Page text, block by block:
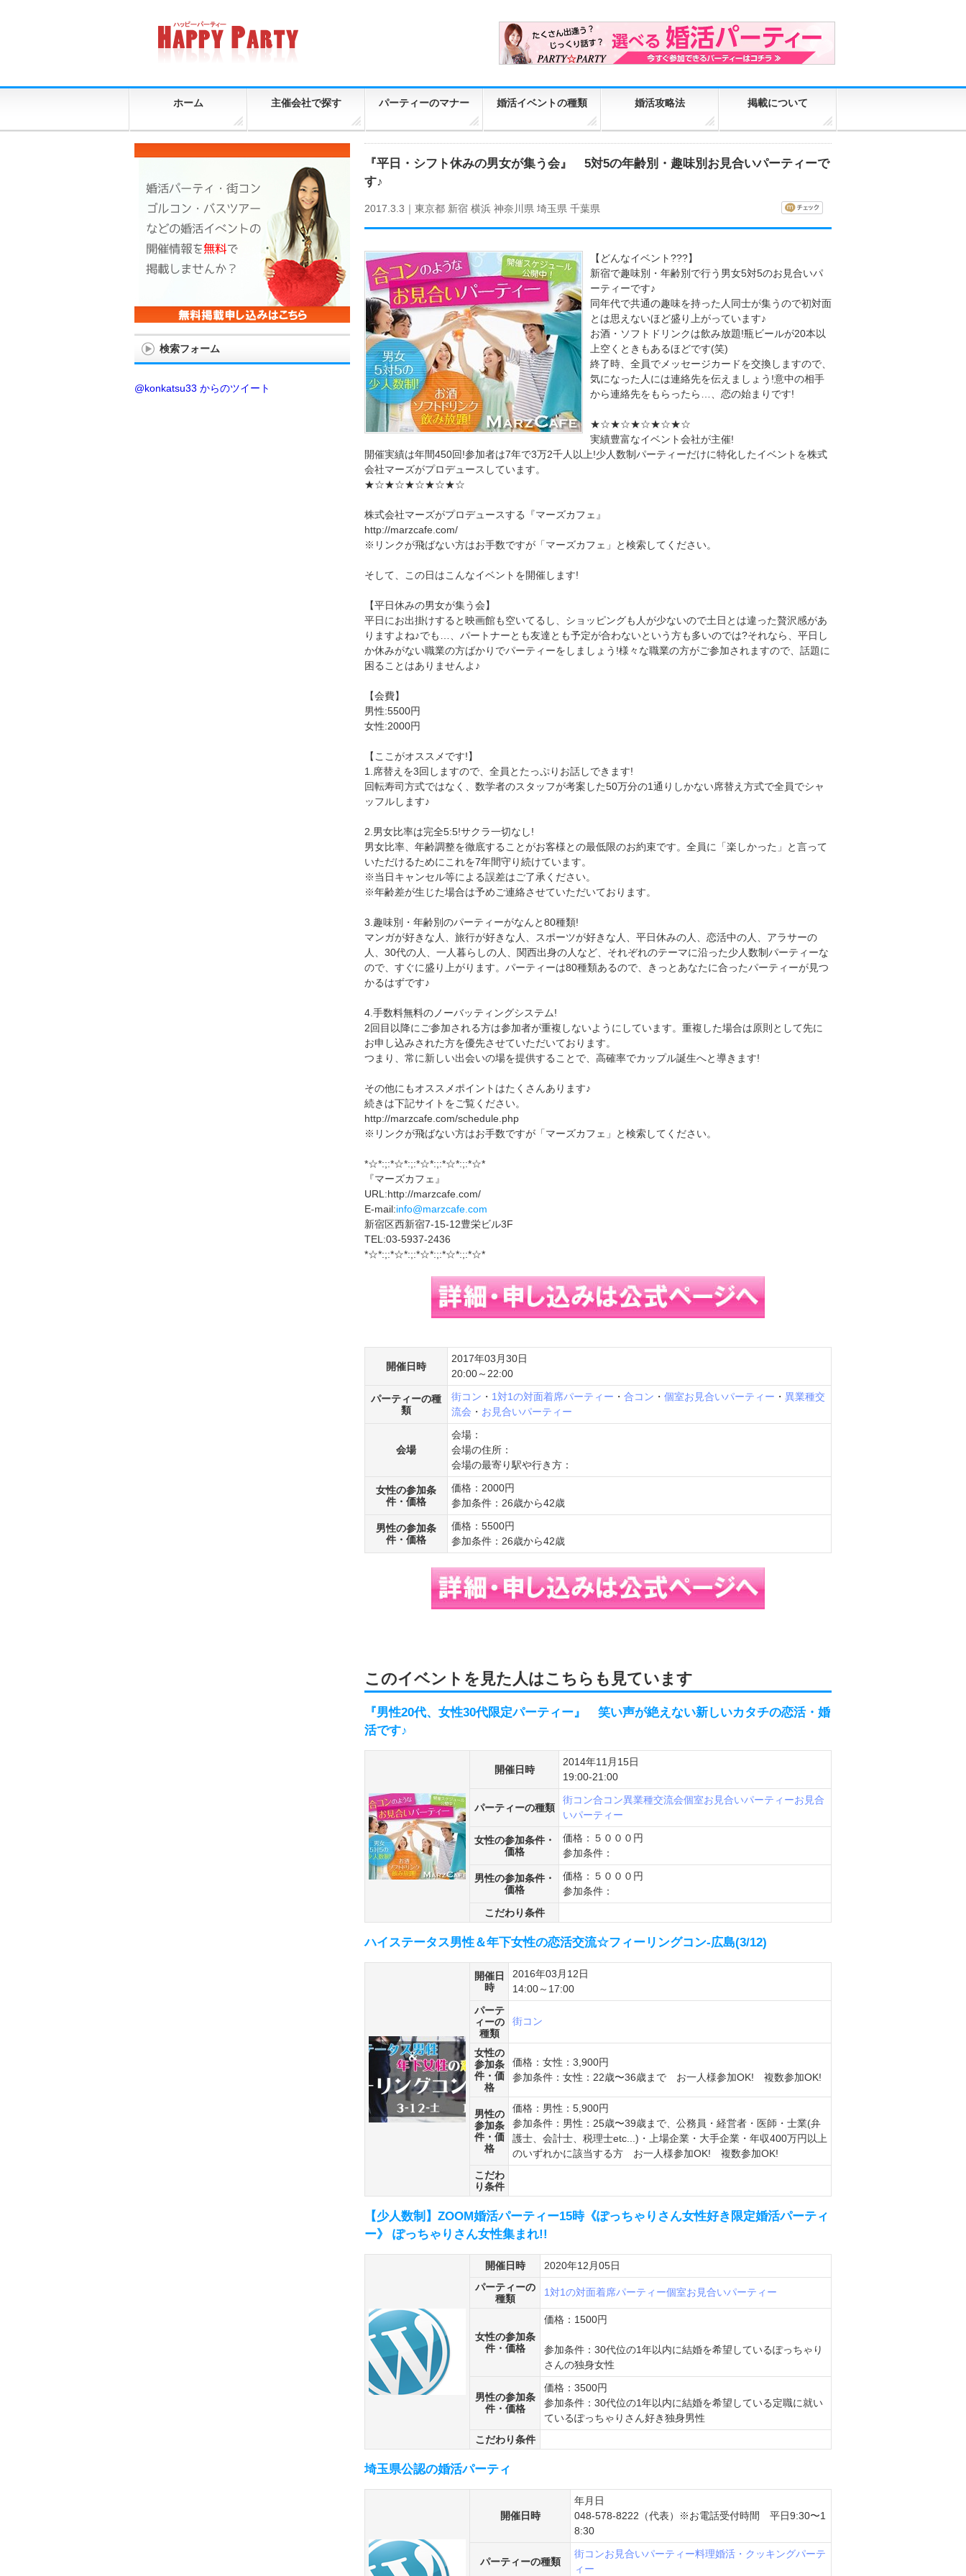
ホーム 主催会社で探す パーティーのマナー 婚活イベントの種類 婚活攻略法 掲載について
『平日・シフト休みの男女が集う会』 5対5の年齢別・趣味別お見合いパーティーで
す♪
2017.3.3｜ 東京都 新宿 横浜 神奈川県 埼玉県 千葉県
【どんなイベント???】
新宿で趣味別・年齢別で行う男女5対5のお見合いパ
ーティーです♪
同年代で共通の趣味を持った人同士が集うので初対面
とは思えないほど盛り上がっています♪
お酒・ソフトドリンクは飲み放題!瓶ビールが20本以
上空くときもあるほどです(笑)
終了時、全員でメッセージカードを交換しますので、
気になった人には連絡先を伝えましょう!意中の相手
から連絡先をもらったら…、恋の始まりです!
★☆★☆★☆★☆★☆
実績豊富なイベント会社が主催!
開催実績は年間450回!参加者は7年で3万2千人以上!少人数制パーティーだけに特化したイベントを株式
会社マーズがプロデュースしています。
★☆★☆★☆★☆★☆
株式会社マーズがプロデュースする『マーズカフェ』
http://marzcafe.com/
※リンクが飛ばない方はお手数ですが「マーズカフェ」と検索してください。
そして、この日はこんなイベントを開催します!
【平日休みの男女が集う会】
平日にお出掛けすると映画館も空いてるし、ショッピングも人が少ないので土日とは違った贅沢感があ
りますよね♪でも…、パートナーとも友達とも予定が合わないという方も多いのでは?それなら、平日し
か休みがない職業の方ばかりでパーティーをしましょう!様々な職業の方がご参加されますので、話題に
困ることはありませんよ♪
【会費】
男性:5500円
女性:2000円
【ここがオススメです!】
1.席替えを3回しますので、全員とたっぷりお話しできます!
回転寿司方式ではなく、数学者のスタッフが考案した50万分の1通りしかない席替え方式で全員でシャ
ッフルします♪
2.男女比率は完全5:5!サクラ一切なし!
男女比率、年齢調整を徹底することがお客様との最低限のお約束です。全員に「楽しかった」と言って
いただけるためにこれを7年間守り続けています。
※当日キャンセル等による誤差はご了承ください。
※年齢差が生じた場合は予めご連絡させていただいております。
3.趣味別・年齢別のパーティーがなんと80種類!
マンガが好きな人、旅行が好きな人、スポーツが好きな人、平日休みの人、恋活中の人、アラサーの
人、30代の人、一人暮らしの人、関西出身の人など、それぞれのテーマに沿った少人数制パーティーな
ので、すぐに盛り上がります。パーティーは80種類あるので、きっとあなたに合ったパーティーが見つ
かるはずです♪
4.手数料無料のノーバッティングシステム!
2回目以降にご参加される方は参加者が重複しないようにしています。重複した場合は原則として先に
お申し込みされた方を優先させていただいております。
つまり、常に新しい出会いの場を提供することで、高確率でカップル誕生へと導きます!
その他にもオススメポイントはたくさんあります♪
続きは下記サイトをご覧ください。
http://marzcafe.com/schedule.php
※リンクが飛ばない方はお手数ですが「マーズカフェ」と検索してください。
*☆*:;:*☆*:;:*☆*:;:*☆*:;:*☆*
『マーズカフェ』
URL:http://marzcafe.com/
E-mail:info@marzcafe.com
新宿区西新宿7-15-12豊栄ビル3F
TEL:03-5937-2436
*☆*:;:*☆*:;:*☆*:;:*☆*:;:*☆*
開催日時
2017年03月30日
20:00～22:00
パーティーの種
類
街コン ・ 1対1の対面着席パーティー ・ 合コン ・ 個室お見合いパーティー ・ 異業種交
流会 ・ お見合いパーティー
会場
会場：
会場の住所：
会場の最寄り駅や行き方：
女性の参加条
件・価格
価格：2000円
参加条件：26歳から42歳
男性の参加条
件・価格
価格：5500円
参加条件：26歳から42歳
このイベントを見た人はこちらも見ています
『男性20代、女性30代限定パーティー』 笑い声が絶えない新しいカタチの恋活・婚
活です♪
開催日時
2014年11月15日
19:00-21:00
パーティーの種類
街コン合コン異業種交流会個室お見合いパーティーお見合
いパーティー
女性の参加条件・
価格
価格：５０００円
参加条件：
男性の参加条件・
価格
価格：５０００円
参加条件：
こだわり条件
ハイステータス男性＆年下女性の恋活交流☆フィーリングコン-広島(3/12)
開催日
時
2016年03月12日
14:00～17:00
パーテ
ィーの
種類
街コン
女性の
参加条
件・価
格
価格：女性：3,900円
参加条件：女性：22歳〜36歳まで お一人様参加OK! 複数参加OK!
男性の
参加条
件・価
格
価格：男性：5,900円
参加条件：男性：25歳〜39歳まで、公務員・経営者・医師・士業(弁
護士、会計士、税理士etc...)・上場企業・大手企業・年収400万円以上
のいずれかに該当する方 お一人様参加OK! 複数参加OK!
こだわ
り条件
【少人数制】ZOOM婚活パーティー15時《ぽっちゃりさん女性好き限定婚活パーティ
ー》 ぽっちゃりさん女性集まれ!!
開催日時
2020年12月05日
パーティーの
種類
1対1の対面着席パーティー個室お見合いパーティー
女性の参加条
件・価格
価格：1500円
参加条件：30代位の1年以内に結婚を希望しているぽっちゃり
さんの独身女性
男性の参加条
件・価格
価格：3500円
参加条件：30代位の1年以内に結婚を希望している定職に就い
ているぽっちゃりさん好き独身男性
こだわり条件
埼玉県公認の婚活パーティ
開催日時
年月日
048-578-8222（代表）※お電話受付時間 平日9:30〜1
8:30
パーティーの種類
街コンお見合いパーティー料理婚活・クッキングパーテ
ィー
検索フォーム
@konkatsu33 からのツイート